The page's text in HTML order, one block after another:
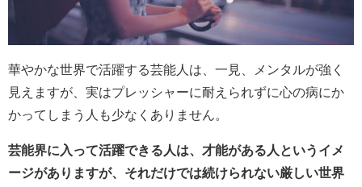
華やかな世界で活躍する芸能人は、一見、メンタルが強く
見えますが、実はプレッシャーに耐えられずに心の病にか
かってしまう人も少なくありません。
芸能界に入って活躍できる人は、才能がある人というイメ
ージがありますが、それだけでは続けられない厳しい世界